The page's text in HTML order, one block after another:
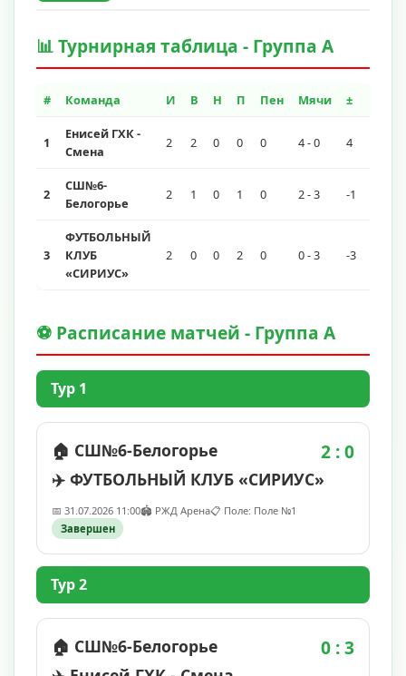
📊 Турнирная таблица - Группа A
# Команда И В Н П Пен Мячи ±
1
Енисей ГХК -
Смена
2 2 0 0 0 4 - 0 4
2
СШ№6-
Белогорье
2 1 0 1 0 2 - 3 -1
3
ФУТБОЛЬНЫЙ
КЛУБ
«СИРИУС»
2 0 0 2 0 0 - 3 -3
⚽ Расписание матчей - Группа A
Тур 1
🏠 СШ№6-Белогорье 2 : 0
✈️ ФУТБОЛЬНЫЙ КЛУБ «СИРИУС»
📅 31.07.2026 11:00🏟️ РЖД Арена📋 Поле: Поле №1
Завершен
Тур 2
🏠 СШ№6-Белогорье 0 : 3